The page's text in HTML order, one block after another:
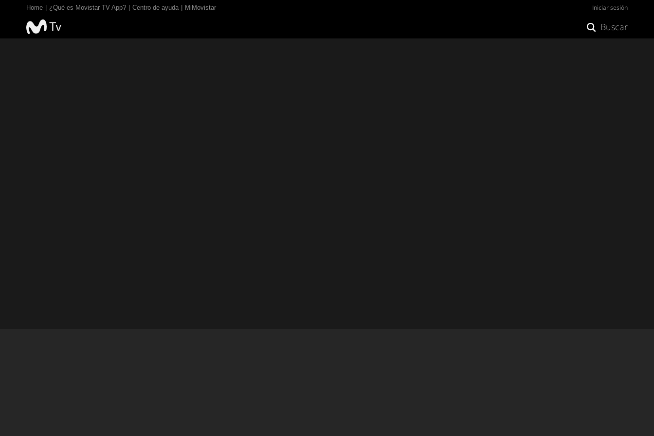
Home ¿Qué es Movistar TV App? Centro de ayuda MiMovistar Iniciar sesión
Buscar